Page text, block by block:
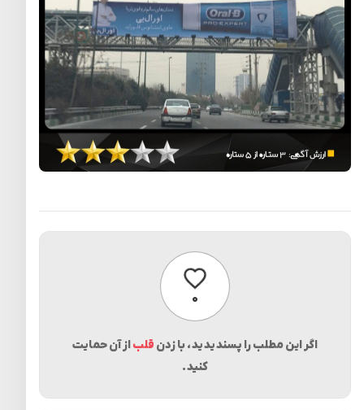
۰پسندیدن
اگر این مطلب را پسندیدید، با زدن قلباز آن حمایت
کنید.